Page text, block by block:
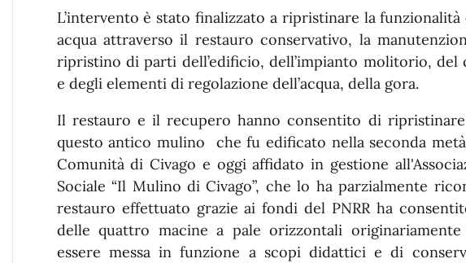
L’intervento è stato finalizzato a ripristinare la funzionalità
acqua attraverso il restauro conservativo, la
ripristino di parti dell’edificio, dell’impianto molitorio, del
e degli elementi di regolazione dell’acqua, della gora.
Il restauro e il recupero hanno consentito di
questo antico mulino che fu edificato nella seconda
Comunità di Civago e oggi affidato in gestione
Sociale “Il Mulino di Civago”, che lo ha parzialmente
restauro effettuato grazie ai fondi del PNRR ha
delle quattro macine a pale orizzontali
essere messa in funzione a scopi didattici e di